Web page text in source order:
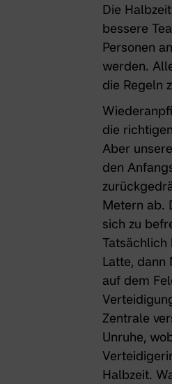
Die
bessere
Personen
werden.
die Regeln
die
Aber
den
Metern ab.
sich zu
Tatsächlich
Latte, dann
auf dem
Zentrale
Unruhe,
Halbzeit.